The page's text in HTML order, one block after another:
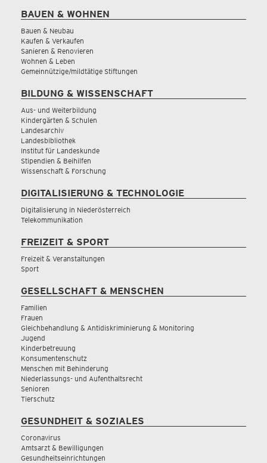
BAUEN & WOHNEN
Bauen & Neubau
Kaufen & Verkaufen
Sanieren & Renovieren
Wohnen & Leben
Gemeinnützige/mildtätige Stiftungen
BILDUNG & WISSENSCHAFT
Aus- und Weiterbildung
Kindergärten & Schulen
Landesarchiv
Landesbibliothek
Institut für Landeskunde
Stipendien & Beihilfen
Wissenschaft & Forschung
DIGITALISIERUNG & TECHNOLOGIE
Digitalisierung in Niederösterreich
Telekommunikation
FREIZEIT & SPORT
Freizeit & Veranstaltungen
Sport
GESELLSCHAFT & MENSCHEN
Familien
Frauen
Gleichbehandlung & Antidiskriminierung & Monitoring
Jugend
Kinderbetreuung
Konsumentenschutz
Menschen mit Behinderung
Niederlassungs- und Aufenthaltsrecht
Senioren
Tierschutz
GESUNDHEIT & SOZIALES
Coronavirus
Amtsarzt & Bewilligungen
Gesundheitseinrichtungen